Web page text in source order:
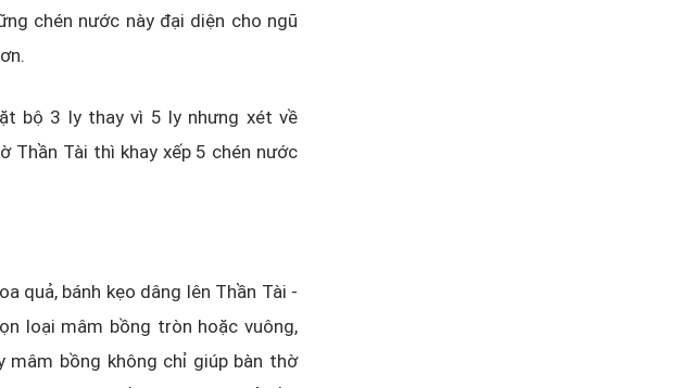
chén nước này đại diện cho ngũ
bộ 3 ly thay vì 5 ly nhưng xét về
Thần Tài thì khay xếp 5 chén nước
quả, bánh kẹo dâng lên Thần Tài -
loại mâm bồng tròn hoặc vuông,
bồng không chỉ giúp bàn thờ